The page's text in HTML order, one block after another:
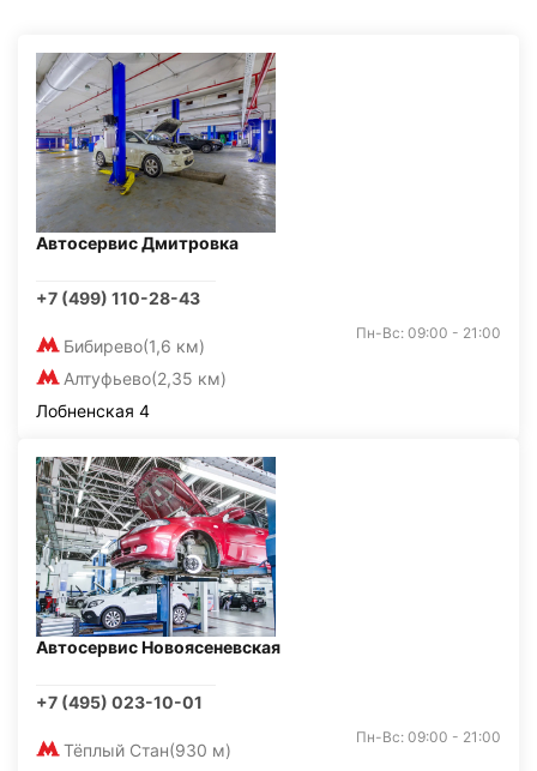
Автосервис Дмитровка
+7 (499) 110-28-43
Бибирево(1,6 км)
Алтуфьево(2,35 км)
Пн-Вс: 09:00 - 21:00
Лобненская 4
Автосервис Новоясеневская
+7 (495) 023-10-01
Тёплый Стан(930 м)
Пн-Вс: 09:00 - 21:00